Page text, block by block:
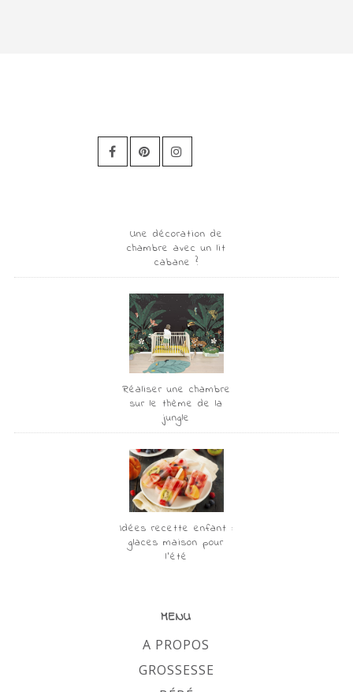
Une décoration de
chambre avec un lit
cabane ?
Réaliser une chambre
sur le thème de la
jungle
Idées recette enfant :
glaces maison pour
l’été
MENU
A PROPOS
GROSSESSE